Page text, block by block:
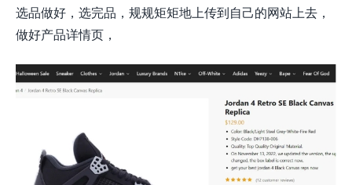
选品做好，选完品，规规矩矩地上传到自己的网站上去，
做好产品详情页，